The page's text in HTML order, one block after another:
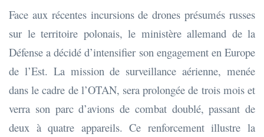
Face aux récentes incursions de drones présumés russes
sur le territoire polonais, le ministère allemand de la
Défense a décidé d’intensifier son engagement en Europe
de l’Est. La mission de surveillance aérienne, menée
dans le cadre de l’OTAN, sera prolongée de trois mois et
verra son parc d’avions de combat doublé, passant de
deux à quatre appareils. Ce renforcement illustre la